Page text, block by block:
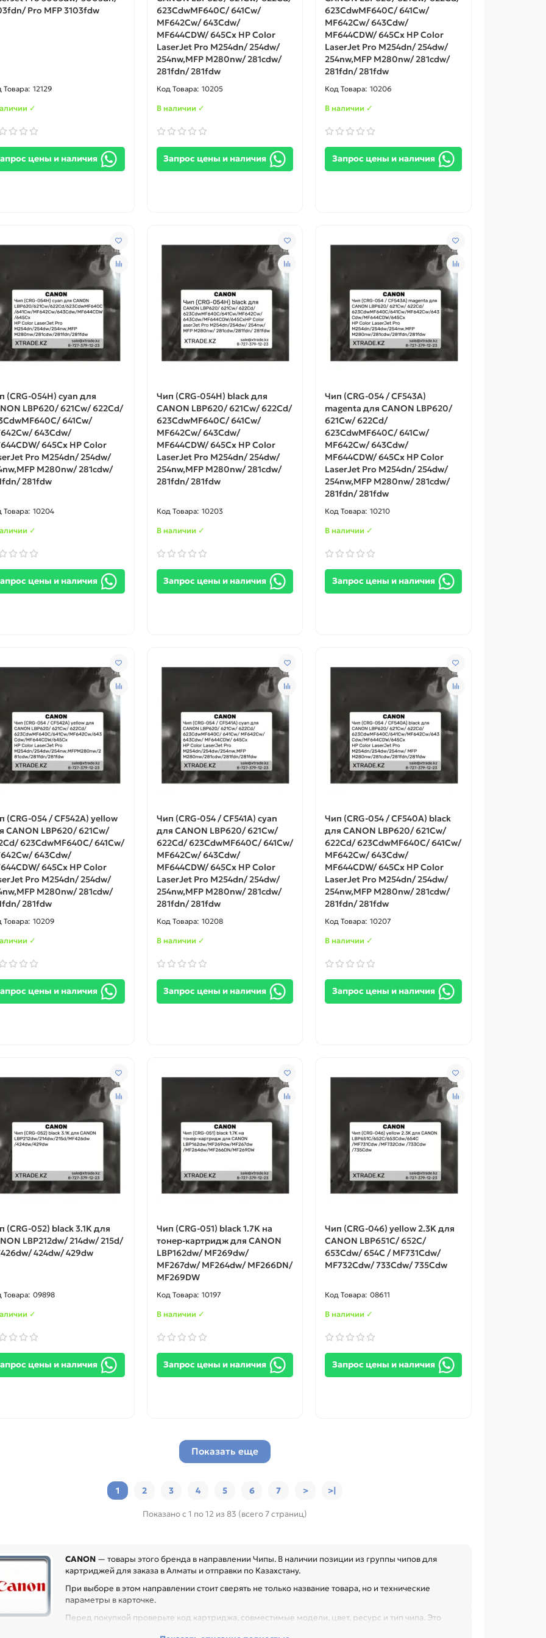
Pro MFP 3103fdw
12129
✓
цены и наличия
623CdwMF640C/ 641Cw/
MF642Cw/ 643Cdw/
MF644CDW/ 645Cx HP Color
LaserJet Pro M254dn/ 254dw/
254nw,MFP M280nw/ 281cdw/
281fdn/ 281fdw
10205
В наличии ✓
Запрос цены и наличия
623CdwMF640C/ 641Cw/
MF642Cw/ 643Cdw/
MF644CDW/ 645Cx HP Color
LaserJet Pro M254dn/ 254dw/
254nw,MFP M280nw/ 281cdw/
281fdn/ 281fdw
10206
В наличии ✓
Запрос цены и наличия
(CRG-054H) cyan для
LBP620/ 621Cw/ 622Cd/
641Cw/
643Cdw/
645Cx HP Color
Pro M254dn/ 254dw/
M280nw/ 281cdw/
281fdw
10204
✓
цены и наличия
Чип (CRG-054H) black для
CANON LBP620/ 621Cw/ 622Cd/
623CdwMF640C/ 641Cw/
MF642Cw/ 643Cdw/
MF644CDW/ 645Cx HP Color
LaserJet Pro M254dn/ 254dw/
254nw,MFP M280nw/ 281cdw/
281fdn/ 281fdw
10203
В наличии ✓
Запрос цены и наличия
Чип (CRG-054 / CF543A)
magenta для CANON LBP620/
621Cw/ 622Cd/
623CdwMF640C/ 641Cw/
MF642Cw/ 643Cdw/
MF644CDW/ 645Cx HP Color
LaserJet Pro M254dn/ 254dw/
254nw,MFP M280nw/ 281cdw/
281fdn/ 281fdw
10210
В наличии ✓
Запрос цены и наличия
(CRG-054 / CF542A) yellow
CANON LBP620/ 621Cw/
623CdwMF640C/ 641Cw/
643Cdw/
645Cx HP Color
Pro M254dn/ 254dw/
M280nw/ 281cdw/
281fdw
10209
✓
цены и наличия
Чип (CRG-054 / CF541A) cyan
для CANON LBP620/ 621Cw/
622Cd/ 623CdwMF640C/ 641Cw/
MF642Cw/ 643Cdw/
MF644CDW/ 645Cx HP Color
LaserJet Pro M254dn/ 254dw/
254nw,MFP M280nw/ 281cdw/
281fdn/ 281fdw
10208
В наличии ✓
Запрос цены и наличия
Чип (CRG-054 / CF540A) black
для CANON LBP620/ 621Cw/
622Cd/ 623CdwMF640C/ 641Cw/
MF642Cw/ 643Cdw/
MF644CDW/ 645Cx HP Color
LaserJet Pro M254dn/ 254dw/
254nw,MFP M280nw/ 281cdw/
281fdn/ 281fdw
10207
В наличии ✓
Запрос цены и наличия
(CRG-052) black 3.1K для
LBP212dw/ 214dw/ 215d/
424dw/ 429dw
09898
✓
цены и наличия
Чип (CRG-051) black 1.7K на
тонер-картридж для CANON
LBP162dw/ MF269dw/
MF267dw/ MF264dw/ MF266DN/
MF269DW
10197
В наличии ✓
Запрос цены и наличия
Чип (CRG-046) yellow 2.3K для
СANON LBP651C/ 652C/
653Cdw/ 654C / MF731Cdw/
MF732Cdw/ 733Cdw/ 735Cdw
08611
В наличии ✓
Запрос цены и наличия
Показать еще
1 2 3 4 5 6 7 > >|
Показано с 1 по 12 из 83 (всего 7 страниц)
CANON — товары этого бренда в направлении Чипы. В наличии позиции из группы чипов для
картриджей для заказа в Алматы и отправки по Казахстану.
При выборе в этом направлении стоит сверять не только название товара, но и технические
параметры в карточке.
Перед покупкой проверьте код картриджа, совместимые модели, цвет, ресурс и тип чипа. Это